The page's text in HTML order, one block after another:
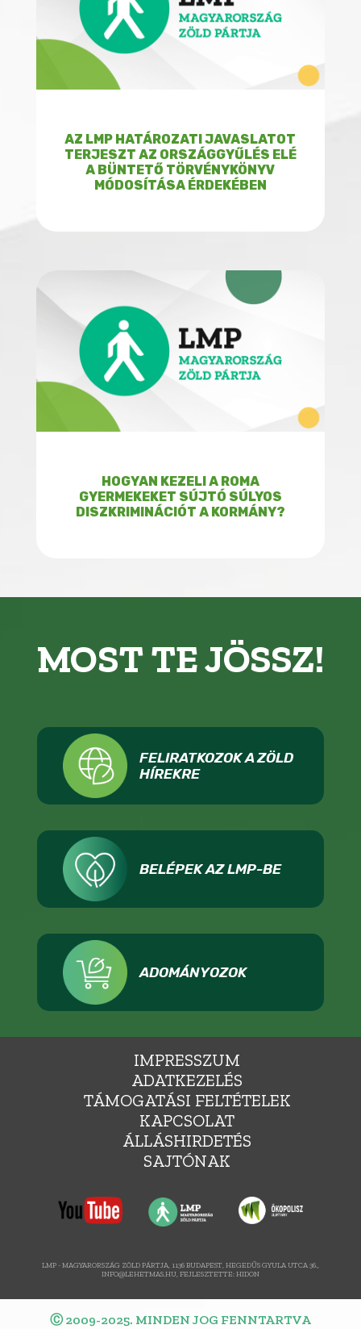
AZ LMP HATÁROZATI JAVASLATOT
TERJESZT AZ ORSZÁGGYŰLÉS ELÉ
A BÜNTETŐ TÖRVÉNYKÖNYV
MÓDOSÍTÁSA ÉRDEKÉBEN
HOGYAN KEZELI A ROMA
GYERMEKEKET SÚJTÓ SÚLYOS
DISZKRIMINÁCIÓT A KORMÁNY?
MOST TE JÖSSZ!
FELIRATKOZOK A ZÖLD
HÍREKRE
BELÉPEK AZ LMP-BE
ADOMÁNYOZOK
IMPRESSZUM
ADATKEZELÉS
TÁMOGATÁSI FELTÉTELEK
KAPCSOLAT
ÁLLÁSHIRDETÉS
SAJTÓNAK
LMP - MAGYARORSZÁG ZÖLD PÁRTJA, 1136 BUDAPEST, HEGEDŰS GYULA UTCA 36.,
INFO@LEHETMAS.HU, FEJLESZTETTE:HIDON
Ⓒ 2009-2025. MINDEN JOG FENNTARTVA